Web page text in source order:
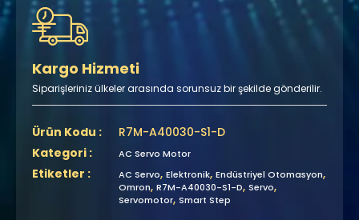
Kargo Hizmeti
Siparişleriniz ülkeler arasında sorunsuz bir şekilde gönderilir.
Ürün Kodu :
R7M-A40030-S1-D
Kategori :
AC Servo Motor
Etiketler : AC Servo, Elektronik, Endüstriyel Otomasyon,
Omron, R7M-A40030-S1-D, Servo,
Servomotor, Smart Step